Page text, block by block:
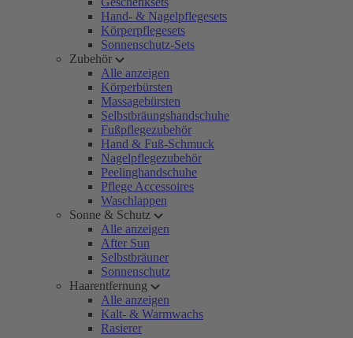
Hand- & Nagelpflegesets
Körperpflegesets
Sonnenschutz-Sets
Zubehör
Alle anzeigen
Körperbürsten
Massagebürsten
Selbstbräungshandschuhe
Fußpflegezubehör
Hand & Fuß-Schmuck
Nagelpflegezubehör
Peelinghandschuhe
Pflege Accessoires
Waschlappen
Sonne & Schutz
Alle anzeigen
After Sun
Selbstbräuner
Sonnenschutz
Haarentfernung
Alle anzeigen
Kalt- & Warmwachs
Rasierer